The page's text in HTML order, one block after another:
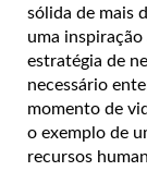
sólida de mais
uma
estratégia de
necessário
momento de
o exemplo de
recursos